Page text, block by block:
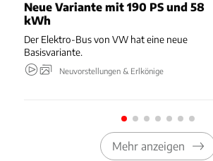
Neue Variante mit 190 PS und 58
kWh
Der Elektro-Bus von VW hat eine neue
Basisvariante.
Neuvorstellungen & Erlkönige
Mehr anzeigen